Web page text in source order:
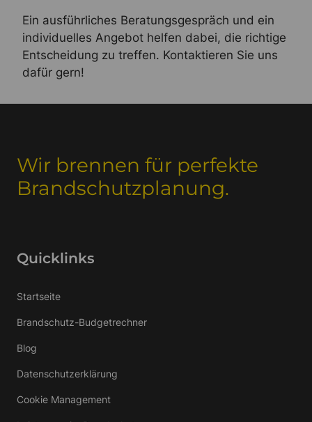
Ein ausführliches Beratungsgespräch und ein
individuelles Angebot helfen dabei, die richtige
Entscheidung zu treffen. Kontaktieren Sie uns
dafür gern!
Wir brennen für perfekte
Brandschutzplanung.
Quicklinks
Startseite
Brandschutz-Budgetrechner
Blog
Datenschutzerklärung
Cookie Management